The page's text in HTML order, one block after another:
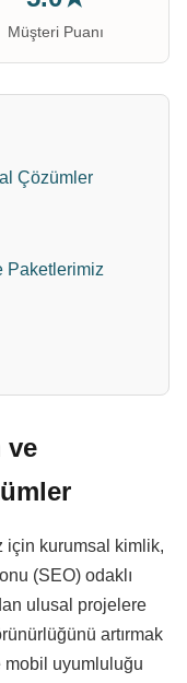
Müşteri Puanı
Çözümler
Paketlerimiz
ve
için kurumsal kimlik,
(SEO) odaklı
ulusal projelere
artırmak
mobil uyumluluğu